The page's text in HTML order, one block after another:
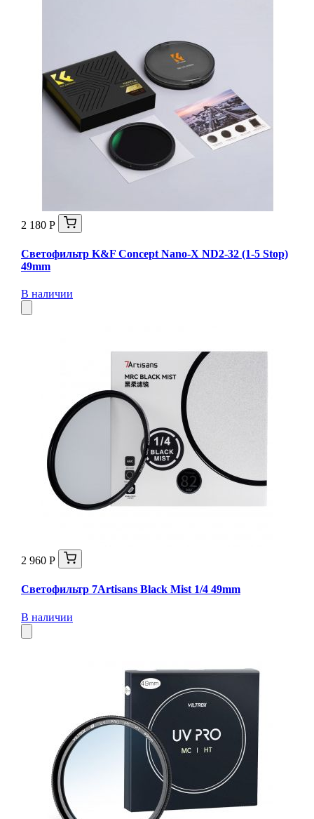
2 180 Р
Светофильтр K&F Concept Nano-X ND2-32 (1-5 Stop)
49mm
В наличии
2 960 Р
Светофильтр 7Artisans Black Mist 1/4 49mm
В наличии